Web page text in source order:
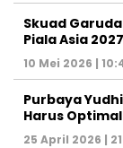
Skuad
Piala Asia 2027
10 Mei 2026 |
Purbaya
Harus
25 April 2026 |